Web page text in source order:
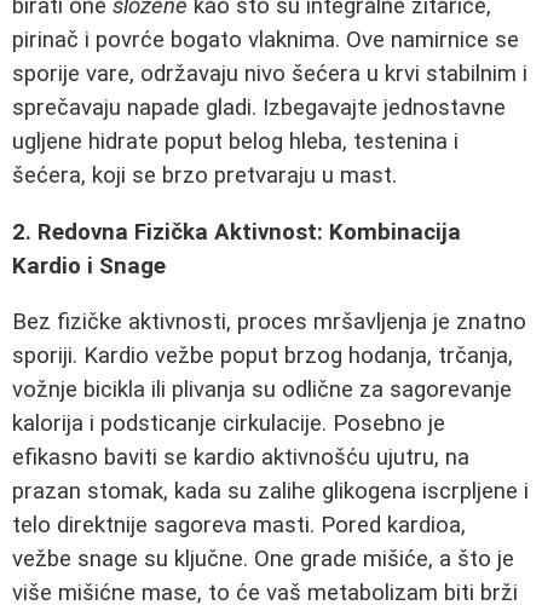
birati one složene kao što su integralne žitarice,
pirinač i povrće bogato vlaknima. Ove namirnice se
sporije vare, održavaju nivo šećera u krvi stabilnim i
sprečavaju napade gladi. Izbegavajte jednostavne
ugljene hidrate poput belog hleba, testenina i
šećera, koji se brzo pretvaraju u mast.
2. Redovna Fizička Aktivnost: Kombinacija
Kardio i Snage
Bez fizičke aktivnosti, proces mršavljenja je znatno
sporiji. Kardio vežbe poput brzog hodanja, trčanja,
vožnje bicikla ili plivanja su odlične za sagorevanje
kalorija i podsticanje cirkulacije. Posebno je
efikasno baviti se kardio aktivnošću ujutru, na
prazan stomak, kada su zalihe glikogena iscrpljene i
telo direktnije sagoreva masti. Pored kardioa,
vežbe snage su ključne. One grade mišiće, a što je
više mišićne mase, to će vaš metabolizam biti brži